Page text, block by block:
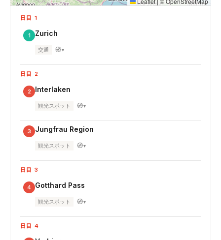
日目 1
1 Zurich
交通 🧭▾
日目 2
2 Interlaken
観光スポット 🧭▾
3 Jungfrau Region
観光スポット 🧭▾
日目 3
4 Gotthard Pass
観光スポット 🧭▾
日目 4